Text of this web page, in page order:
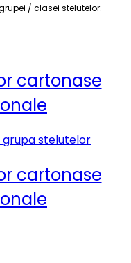
/ clasei stelutelor.
cartonase
cartonase